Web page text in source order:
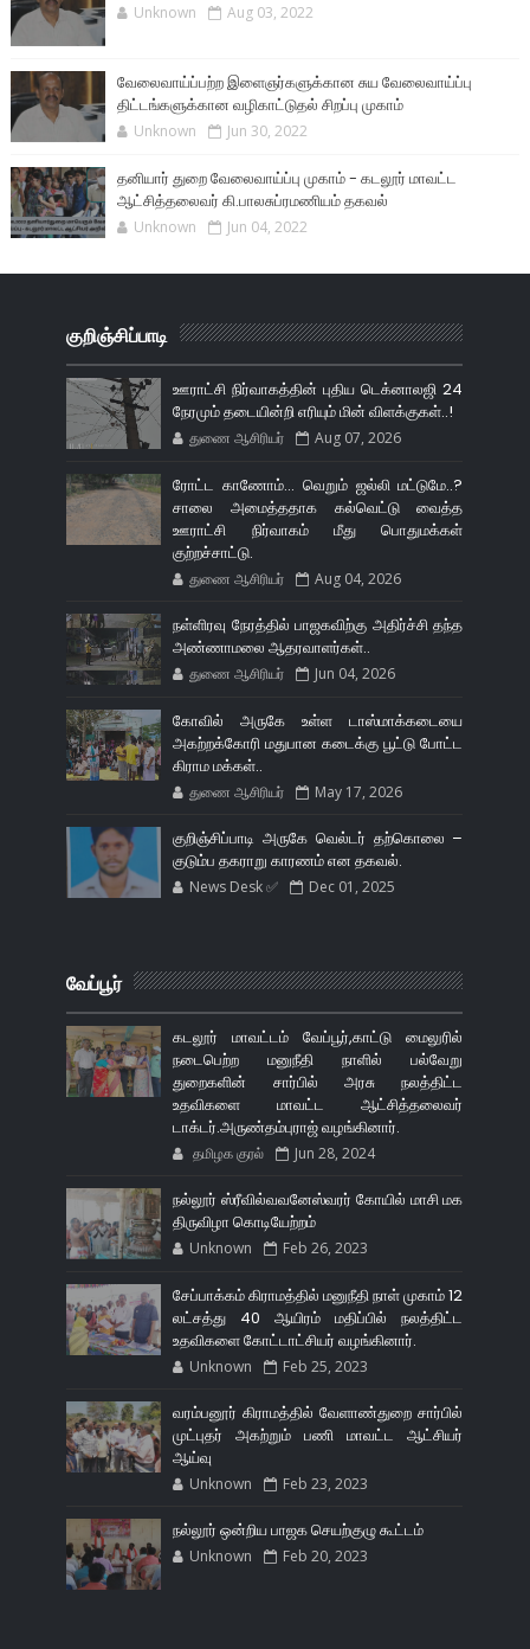
Unknown Aug 03, 2022
வேலைவாய்ப்பற்ற இளைஞர்களுக்கான சுய வேலைவாய்ப்பு
திட்டங்களுக்கான வழிகாட்டுதல் சிறப்பு முகாம்
Unknown Jun 30, 2022
தனியார் துறை வேலைவாய்ப்பு முகாம் - கடலூர் மாவட்ட
ஆட்சித்தலைவர் கி.பாலசுப்ரமணியம் தகவல்
Unknown Jun 04, 2022
குறிஞ்சிப்பாடி
ஊராட்சி நிர்வாகத்தின் புதிய டெக்னாலஜி 24
நேரமும் தடையின்றி எரியும் மின் விளக்குகள்..!
துணை ஆசிரியர் Aug 07, 2026
ரோட்ட காணோம்... வெறும் ஜல்லி மட்டுமே..?
சாலை அமைத்ததாக கல்வெட்டு வைத்த
ஊராட்சி நிர்வாகம் மீது பொதுமக்கள்
குற்றச்சாட்டு.
துணை ஆசிரியர் Aug 04, 2026
நள்ளிரவு நேரத்தில் பாஜகவிற்கு அதிர்ச்சி தந்த
அண்ணாமலை ஆதரவாளர்கள்..
துணை ஆசிரியர் Jun 04, 2026
கோவில் அருகே உள்ள டாஸ்மாக்கடையை
அகற்றக்கோரி மதுபான கடைக்கு பூட்டு போட்ட
கிராம மக்கள்..
துணை ஆசிரியர் May 17, 2026
குறிஞ்சிப்பாடி அருகே வெல்டர் தற்கொலை –
குடும்ப தகராறு காரணம் என தகவல்.
News Desk ✅ Dec 01, 2025
வேப்பூர்
கடலூர் மாவட்டம் வேப்பூர்,காட்டு மைலுரில்
நடைபெற்ற மனுநீதி நாளில் பல்வேறு
துறைகளின் சார்பில் அரசு நலத்திட்ட
உதவிகளை மாவட்ட ஆட்சித்தலைவர்
டாக்டர்.அருண்தம்புராஜ் வழங்கினார்.
தமிழக குரல் Jun 28, 2024
நல்லூர் ஸ்ரீவில்வவனேஸ்வரர் கோயில் மாசி மக
திருவிழா கொடியேற்றம்
Unknown Feb 26, 2023
சேப்பாக்கம் கிராமத்தில் மனுநீதி நாள் முகாம் 12
லட்சத்து 40 ஆயிரம் மதிப்பில் நலத்திட்ட
உதவிகளை கோட்டாட்சியர் வழங்கினார்.
Unknown Feb 25, 2023
வரம்பனூர் கிராமத்தில் வேளாண்துறை சார்பில்
முட்புதர் அகற்றும் பணி மாவட்ட ஆட்சியர்
ஆய்வு
Unknown Feb 23, 2023
நல்லூர் ஒன்றிய பாஜக செயற்குழு கூட்டம்
Unknown Feb 20, 2023